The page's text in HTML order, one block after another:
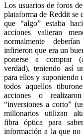
Los usuarios de foros
plataforma de Reddit se
que “algo” estaba
acciones valieran
normalmente
infirieron que era un
ponerse a comprar
verdad), teniendo así
para ellos y suponiendo
todos aquellos
acciones o
“inversiones a corto”
millonarios utilizan
fibra óptica para
información a la que no